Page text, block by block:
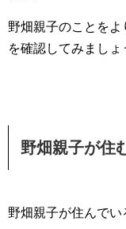
野畑親子のことを
を確認してみましょ
野畑親子が住
野畑親子が住んでい